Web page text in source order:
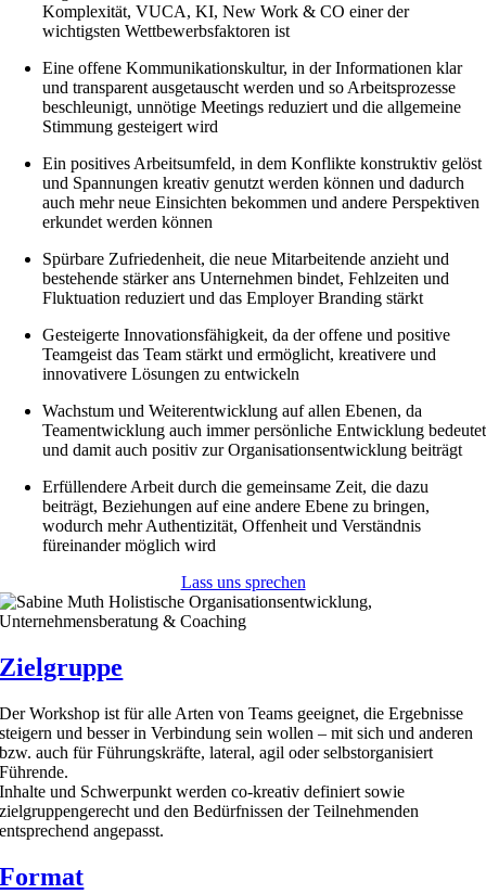
Komplexität, VUCA, KI, New Work & CO einer der
wichtigsten Wettbewerbsfaktoren ist
Eine offene Kommunikationskultur, in der Informationen klar
und transparent ausgetauscht werden und so Arbeitsprozesse
beschleunigt, unnötige Meetings reduziert und die allgemeine
Stimmung gesteigert wird
Ein positives Arbeitsumfeld, in dem Konflikte konstruktiv gelöst
und Spannungen kreativ genutzt werden können und dadurch
auch mehr neue Einsichten bekommen und andere Perspektiven
erkundet werden können
Spürbare Zufriedenheit, die neue Mitarbeitende anzieht und
bestehende stärker ans Unternehmen bindet, Fehlzeiten und
Fluktuation reduziert und das Employer Branding stärkt
Gesteigerte Innovationsfähigkeit, da der offene und positive
Teamgeist das Team stärkt und ermöglicht, kreativere und
innovativere Lösungen zu entwickeln
Wachstum und Weiterentwicklung auf allen Ebenen, da
Teamentwicklung auch immer persönliche Entwicklung bedeutet
und damit auch positiv zur Organisationsentwicklung beiträgt
Erfüllendere Arbeit durch die gemeinsame Zeit, die dazu
beiträgt, Beziehungen auf eine andere Ebene zu bringen,
wodurch mehr Authentizität, Offenheit und Verständnis
füreinander möglich wird
Lass uns sprechen
Zielgruppe
Der Workshop ist für alle Arten von Teams geeignet, die Ergebnisse
steigern und besser in Verbindung sein wollen – mit sich und anderen
bzw. auch für Führungskräfte, lateral, agil oder selbstorganisiert
Führende.
Inhalte und Schwerpunkt werden co-kreativ definiert sowie
zielgruppengerecht und den Bedürfnissen der Teilnehmenden
entsprechend angepasst.
Format